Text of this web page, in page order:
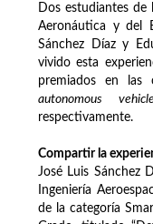
Dos estudiantes de
Aeronáutica y del
Sánchez Díaz y
vivido esta
premiados en las
autonomous
respectivamente.
Compartir la
José Luis Sánchez
Ingeniería
de la categoría